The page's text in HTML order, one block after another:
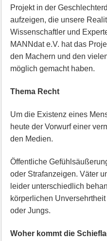
Projekt in der
aufzeigen, die unsere
Wissenschaftler und
MANNdat e.V. hat das
den Machern und den
möglich gemacht haben.
Thema Recht
Um die Existenz eines
heute der Vorwurf einer
den Medien.
Öffentliche
oder Strafanzeigen. Väter
leider unterschiedlich
körperlichen
oder Jungs.
Woher kommt die